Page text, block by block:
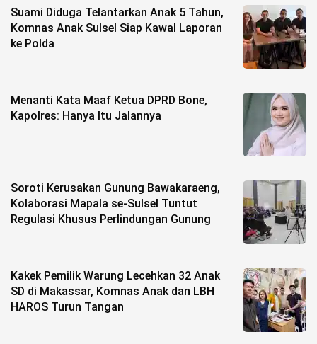
Suami Diduga Telantarkan Anak 5 Tahun,
Komnas Anak Sulsel Siap Kawal Laporan
ke Polda
Menanti Kata Maaf Ketua DPRD Bone,
Kapolres: Hanya Itu Jalannya
Soroti Kerusakan Gunung Bawakaraeng,
Kolaborasi Mapala se-Sulsel Tuntut
Regulasi Khusus Perlindungan Gunung
Kakek Pemilik Warung Lecehkan 32 Anak
SD di Makassar, Komnas Anak dan LBH
HAROS Turun Tangan